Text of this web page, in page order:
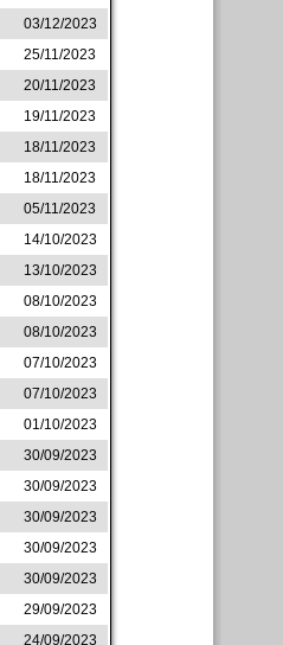
03/12/2023
25/11/2023
20/11/2023
19/11/2023
18/11/2023
18/11/2023
05/11/2023
14/10/2023
13/10/2023
08/10/2023
08/10/2023
07/10/2023
07/10/2023
01/10/2023
30/09/2023
30/09/2023
30/09/2023
30/09/2023
30/09/2023
29/09/2023
24/09/2023